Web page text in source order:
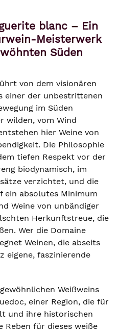
blanc – Ein
Meisterwerk
Süden
von dem visionären
einer der unbestrittenen
im Süden
wilden, vom Wind
hier Weine von
Die Philosophie
tiefen Respekt vor der
biodynamisch, im
verzichtet, und die
ein absolutes Minimum
Weine von unbändiger
Herkunftstreue, die
Wer die Domaine
Weinen, die abseits
eigene, faszinierende
Weißweins
einer Region, die für
und ihre historischen
Reben für dieses weiße